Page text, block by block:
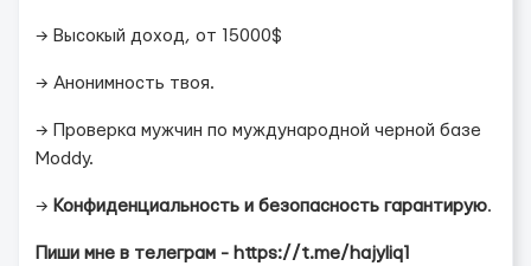
→ Высокый доход, от 15000$
→ Анонимность твоя.
→ Проверка мужчин по муждународной черной базе
Moddy.
→ Конфиденциальность и безопасность гарантирую.
Пиши мне в телеграм - https://t.me/hajyliq1